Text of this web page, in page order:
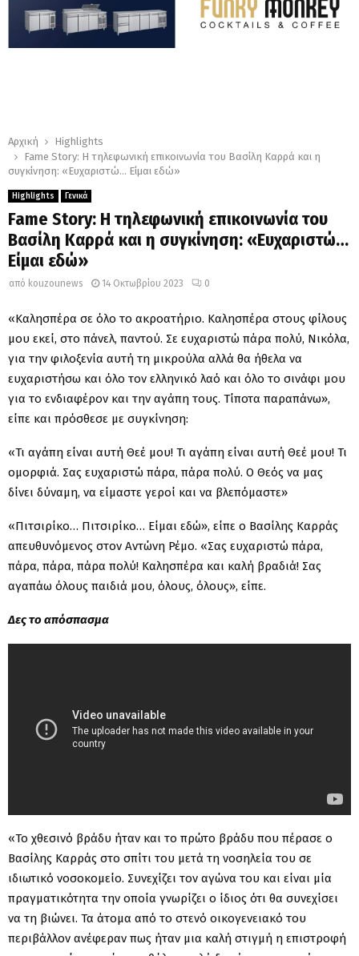
Αρχική
Highlights
Fame Story: Η τηλεφωνική επικοινωνία του Βασίλη Καρρά και η
συγκίνηση: «Ευχαριστώ… Είμαι εδώ»
Highlights Γενικά
Fame Story: Η τηλεφωνική επικοινωνία του
Βασίλη Καρρά και η συγκίνηση: «Ευχαριστώ…
Είμαι εδώ»
από kouzounews 14 Οκτωβρίου 2023 0
«Καλησπέρα σε όλο το ακροατήριο. Καλησπέρα στους φίλους
μου εκεί, στο πάνελ, παντού. Σε ευχαριστώ πάρα πολύ, Νικόλα,
για την φιλοξενία αυτή τη μικρούλα αλλά θα ήθελα να
ευχαριστήσω και όλο τον ελληνικό λαό και όλο το σινάφι μου
για το ενδιαφέρον και την αγάπη τους. Τίποτα παραπάνω»,
είπε και πρόσθεσε με συγκίνηση:
«Τι αγάπη είναι αυτή Θεέ μου! Τι αγάπη είναι αυτή Θεέ μου! Τι
ομορφιά. Σας ευχαριστώ πάρα, πάρα πολύ. Ο Θεός να μας
δίνει δύναμη, να είμαστε γεροί και να βλεπόμαστε»
«Πιτσιρίκο… Πιτσιρίκο… Είμαι εδώ», είπε ο Βασίλης Καρράς
απευθυνόμενος στον Αντώνη Ρέμο. «Σας ευχαριστώ πάρα,
πάρα, πάρα, πάρα πολύ! Καλησπέρα και καλή βραδιά! Σας
αγαπάω όλους παιδιά μου, όλους, όλους», είπε.
Δες το απόσπασμα
«Το χθεσινό βράδυ ήταν και το πρώτο βράδυ που πέρασε ο
Βασίλης Καρράς στο σπίτι του μετά τη νοσηλεία του σε
ιδιωτικό νοσοκομείο. Συνεχίζει τον αγώνα του και είναι μία
πραγματικότητα την οποία γνωρίζει ο ίδιος ότι θα συνεχίσει
να τη βιώνει. Τα άτομα από το στενό οικογενειακό του
περιβάλλον ανέφεραν πως ήταν μια καλή στιγμή η επιστροφή